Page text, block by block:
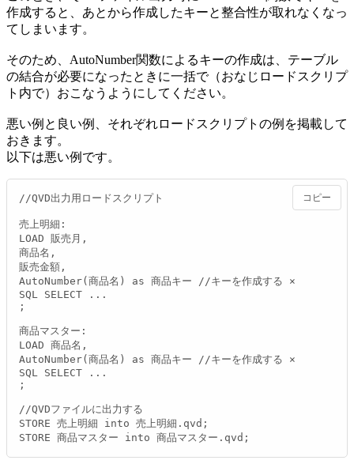
作成すると、あとから作成したキーと整合性が取れなくなっ
てしまいます。
そのため、AutoNumber関数によるキーの作成は、テーブル
の結合が必要になったときに一括で（おなじロードスクリプ
ト内で）おこなうようにしてください。
悪い例と良い例、それぞれロードスクリプトの例を掲載して
おきます。
以下は悪い例です。
//QVD出力用ロードスクリプト
売上明細:
LOAD 販売月,
商品名,
販売金額,
AutoNumber(商品名) as 商品キー //キーを作成する ×
SQL SELECT ...
;
商品マスター:
LOAD 商品名,
AutoNumber(商品名) as 商品キー //キーを作成する ×
SQL SELECT ...
;
//QVDファイルに出力する
STORE 売上明細 into 売上明細.qvd;
STORE 商品マスター into 商品マスター.qvd;
コピー